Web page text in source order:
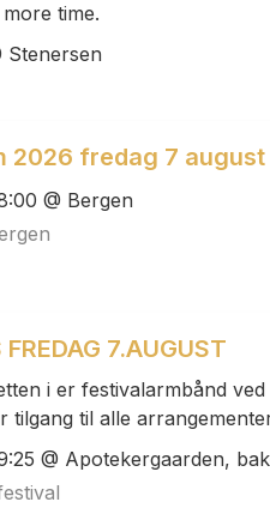
time.
Stenersen
2026 fredag 7
@ Bergen
FREDAG 7.AUGUST
i er festivalarmbånd ved
tilgang til alle
@ Apotekergaarden,